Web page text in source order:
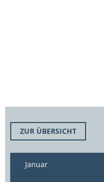
ZUR ÜBERSICHT
Januar